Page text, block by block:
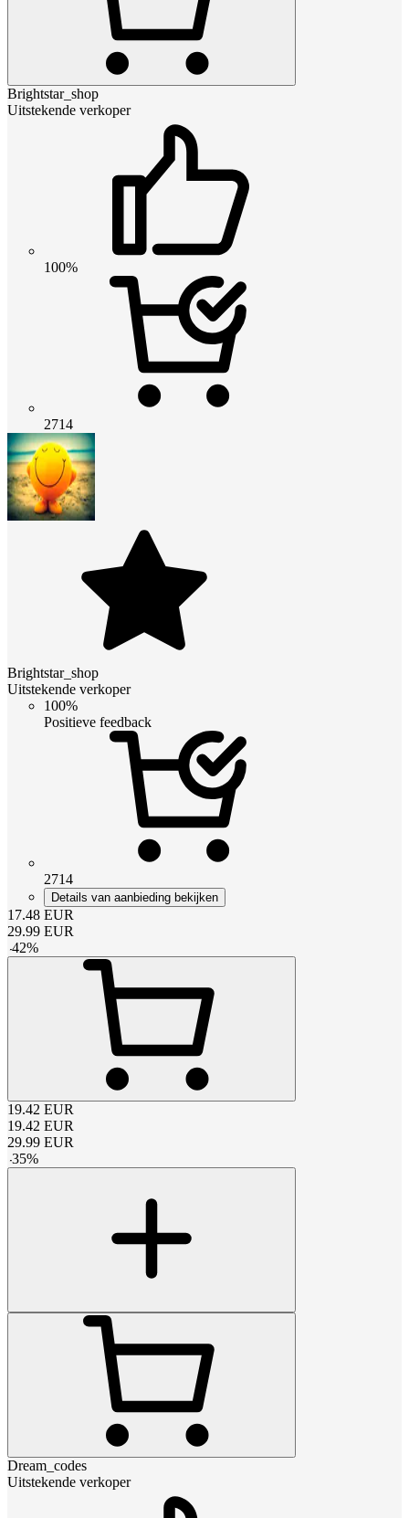
Brightstar_shop
Uitstekende verkoper
100%
2714
Brightstar_shop
Uitstekende verkoper
100%
Positieve feedback
2714
Details van aanbieding bekijken
17.48 EUR
29.99 EUR
-42%
19.42 EUR
19.42 EUR
29.99 EUR
-35%
Dream_codes
Uitstekende verkoper